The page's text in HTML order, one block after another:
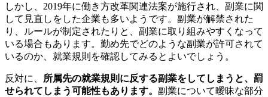
しかし、2019年に働き方改革関連法案が施行され、副業に関
して見直しをした企業も多いようです。副業が解禁された
り、ルールが制定されたりと、副業に取り組みやすくなって
いる場合もあります。勤め先でどのような副業が許可されて
いるのか、就業規則を確認してみるとよいでしょう。
反対に、 所属先の就業規則に反する副業をしてしまうと、罰
せられてしまう可能性もあります。 副業について曖昧な部分